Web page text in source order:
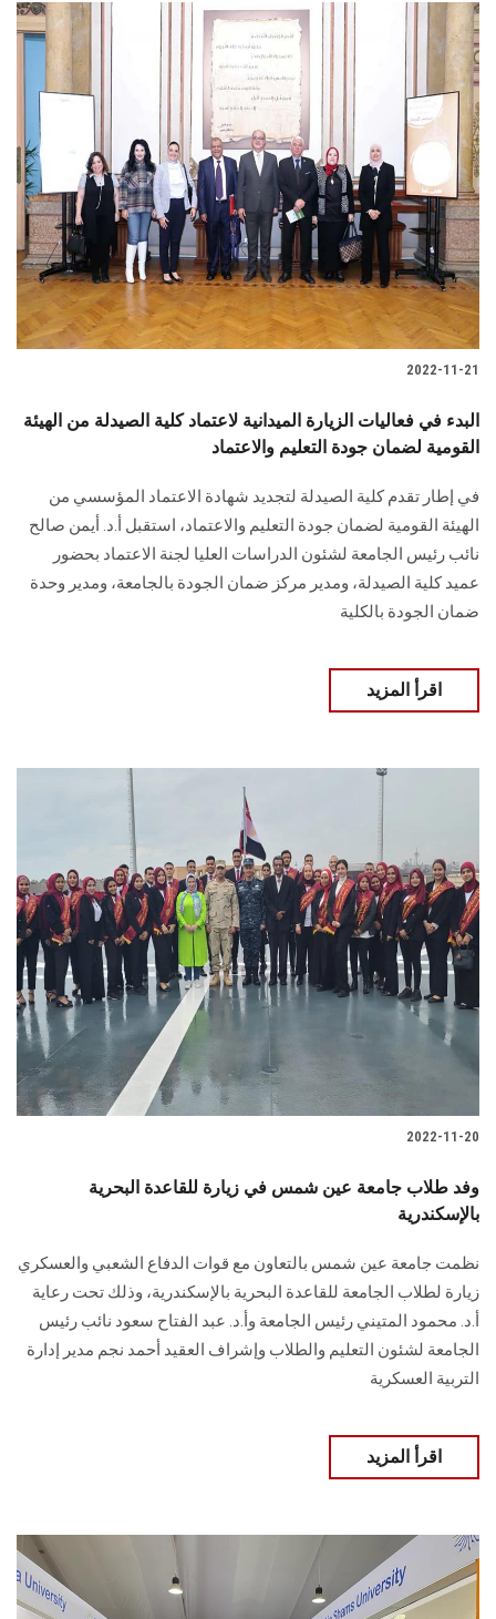
2022-11-21
البدء في فعاليات الزيارة الميدانية لاعتماد كلية الصيدلة من الهيئة
القومية لضمان جودة التعليم والاعتماد
في إطار تقدم كلية الصيدلة لتجديد شهادة الاعتماد المؤسسي من
الهيئة القومية لضمان جودة التعليم والاعتماد، استقبل أ.د. أيمن صالح
نائب رئيس الجامعة لشئون الدراسات العليا لجنة الاعتماد بحضور
عميد كلية الصيدلة، ومدير مركز ضمان الجودة بالجامعة، ومدير وحدة
ضمان الجودة بالكلية
اقرأ المزيد
2022-11-20
وفد طلاب جامعة عين شمس في زيارة للقاعدة البحرية
بالإسكندرية
نظمت جامعة عين شمس بالتعاون مع قوات الدفاع الشعبي والعسكري
زيارة لطلاب الجامعة للقاعدة البحرية بالإسكندرية، وذلك تحت رعاية
أ.د. محمود المتيني رئيس الجامعة وأ.د. عبد الفتاح سعود نائب رئيس
الجامعة لشئون التعليم والطلاب وإشراف العقيد أحمد نجم مدير إدارة
التربية العسكرية
اقرأ المزيد